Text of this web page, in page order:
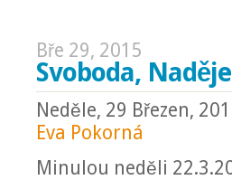
Bře 29, 2015
Svoboda,
Neděle, 29 Březen,
Eva Pokorná
Minulou neděli